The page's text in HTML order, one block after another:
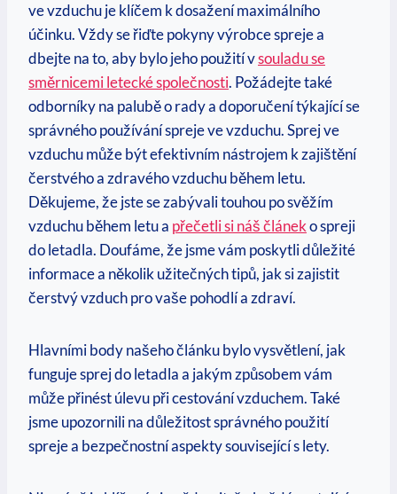
ve vzduchu je klíčem k dosažení maximálního
účinku. Vždy se řiďte pokyny výrobce spreje a
dbejte na to, aby bylo jeho použití vsouladu se
směrnicemi letecké společnosti. Požádejte také
odborníky na palubě o rady a doporučení týkající se
správného používání spreje ve vzduchu. Sprej ve
vzduchu může být efektivním nástrojem k zajištění
čerstvého a zdravého vzduchu během letu.
Děkujeme, že jste se zabývali touhou po svěžím
vzduchu během letu a přečetli si náš článeko spreji
do letadla. Doufáme, že jsme vám poskytli důležité
informace a několik užitečných tipů, jak si zajistit
čerstvý vzduch pro vaše pohodlí a zdraví.
Hlavními body našeho článku bylo vysvětlení, jak
funguje sprej do letadla a jakým způsobem vám
může přinést úlevu při cestování vzduchem. Také
jsme upozornili na důležitost správného použití
spreje a bezpečnostní aspekty související s lety.